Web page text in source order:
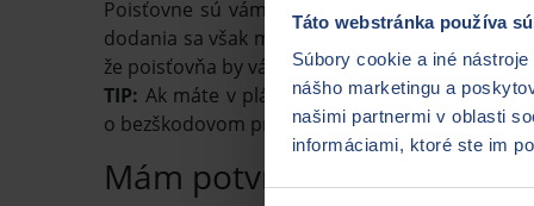
Táto webstránka používa
Súbory cookie a iné
nášho marketingu a
našimi partnermi v oblasti
informáciami, ktoré ste im
Poisťovne sú vám povinné potvrdenie o
dodania sa však môže v závislosti od
že poisťovňa by vám mala potvrdenie zaslaťdo
TIP: Ak máte v pláne vypovedať aktuálnu
o bezškodovom priebehu.
Mám potvrdenia o